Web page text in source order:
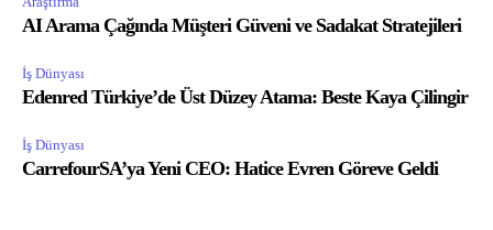
AI Arama Çağında Müşteri Güveni ve Sadakat Stratejileri
İş Dünyası
Edenred Türkiye’de Üst Düzey Atama: Beste Kaya Çilingir
İş Dünyası
CarrefourSA’ya Yeni CEO: Hatice Evren Göreve Geldi